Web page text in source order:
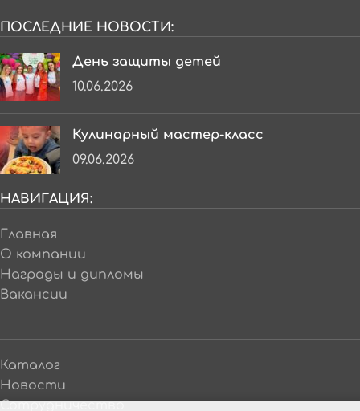
ПОСЛЕДНИЕ НОВОСТИ:
День защиты детей
10.06.2026
Кулинарный мастер-класс
09.06.2026
НАВИГАЦИЯ:
Главная
О компании
Награды и дипломы
Вакансии
Каталог
Новости
Сотрудничество